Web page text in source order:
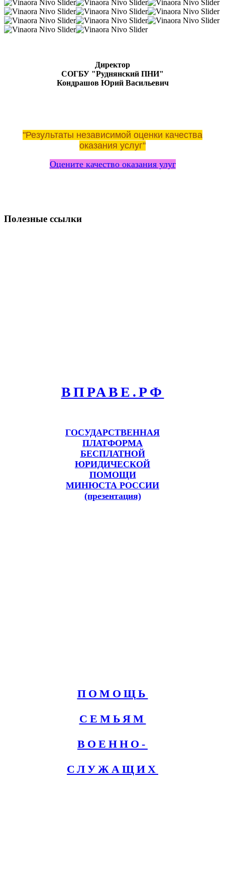
Директор
СОГБУ "Руднянский ПНИ"
Кондрашов Юрий Васильевич
"Результаты независимой оценки качества
оказания услуг"
Оцените качество оказания улуг
Полезные ссылки
ВПРАВЕ.РФ
ГОСУДАРСТВЕННАЯ
ПЛАТФОРМА
БЕСПЛАТНОЙ
ЮРИДИЧЕСКОЙ
ПОМОЩИ
МИНЮСТА РОССИИ
(презентация)
ПОМОЩЬ
СЕМЬЯМ
ВОЕННО-
СЛУЖАЩИХ